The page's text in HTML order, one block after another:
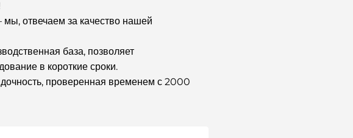
отвечаем за качество нашей
база, позволяет
в короткие сроки.
проверенная временем с 2000